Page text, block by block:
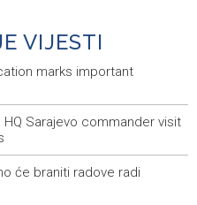
VIJESTI
marks important
HQ Sarajevo commander visit
će braniti radove radi